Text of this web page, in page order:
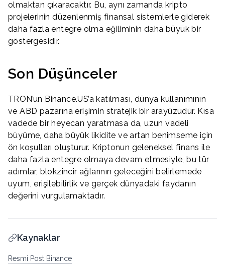
olmaktan çıkaracaktır. Bu, aynı zamanda kripto
projelerinin düzenlenmiş finansal sistemlerle giderek
daha fazla entegre olma eğiliminin daha büyük bir
göstergesidir.
Son Düşünceler
TRON’un Binance.US’a katılması, dünya kullanımının
ve ABD pazarına erişimin stratejik bir arayüzüdür. Kısa
vadede bir heyecan yaratmasa da, uzun vadeli
büyüme, daha büyük likidite ve artan benimseme için
ön koşulları oluşturur. Kriptonun geleneksel finans ile
daha fazla entegre olmaya devam etmesiyle, bu tür
adımlar, blokzincir ağlarının geleceğini belirlemede
uyum, erişilebilirlik ve gerçek dünyadaki faydanın
değerini vurgulamaktadır.
Kaynaklar
Resmi Post Binance